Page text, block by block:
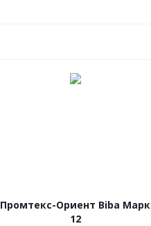
Промтекс-Ориент Biba Марк
12